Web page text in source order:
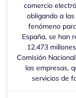
comercio
obligando a
fenómeno
España, se han
12.473
Comisión
las empresas,
servicios de